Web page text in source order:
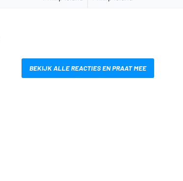
BEKIJK ALLE REACTIES EN PRAAT MEE